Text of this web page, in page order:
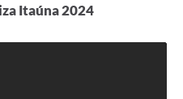
Itaúna 2024